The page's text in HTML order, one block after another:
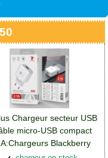
Chargeur secteur USB
micro-USB compact
Blackberry
DTEK50